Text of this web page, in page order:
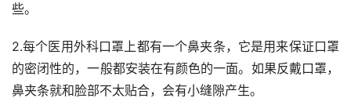
些。
2.每个医用外科口罩上都有一个鼻夹条，它是用来保证口罩
的密闭性的，一般都安装在有颜色的一面。如果反戴口罩，
鼻夹条就和脸部不太贴合，会有小缝隙产生。